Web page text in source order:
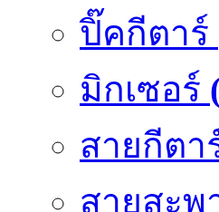
ปิ๊คกีตาร์
มิกเซอร์
สายกีตา
สายสะพ